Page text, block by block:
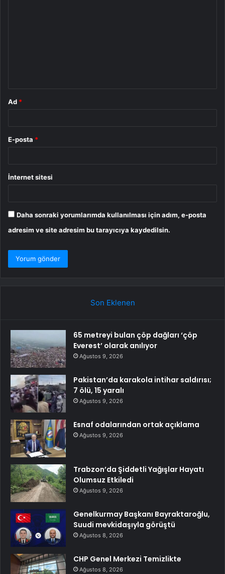
Ad *
E-posta *
İnternet sitesi
Daha sonraki yorumlarımda kullanılması için adım, e-posta
adresim ve site adresim bu tarayıcıya kaydedilsin.
Son Eklenen
65 metreyi bulan çöp dağları ‘çöp
Everest’ olarak anılıyor
Ağustos 9, 2026
Pakistan’da karakola intihar saldırısı;
7 ölü, 15 yaralı
Ağustos 9, 2026
Esnaf odalarından ortak açıklama
Ağustos 9, 2026
Trabzon’da Şiddetli Yağışlar Hayatı
Olumsuz Etkiledi
Ağustos 9, 2026
Genelkurmay Başkanı Bayraktaroğlu,
Suudi mevkidaşıyla görüştü
Ağustos 8, 2026
CHP Genel Merkezi Temizlikte
Ağustos 8, 2026